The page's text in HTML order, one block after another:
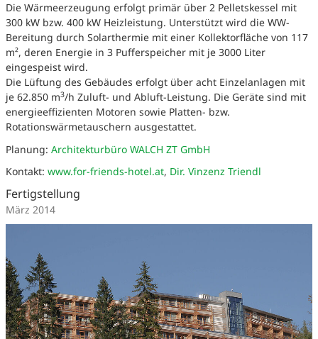
Die Wärmeerzeugung erfolgt primär über 2 Pelletskessel mit
300 kW bzw. 400 kW Heizleistung. Unterstützt wird die WW-
Bereitung durch Solarthermie mit einer Kollektorfläche von 117
m², deren Energie in 3 Pufferspeicher mit je 3000 Liter
eingespeist wird.
Die Lüftung des Gebäudes erfolgt über acht Einzelanlagen mit
je 62.850 m3/h Zuluft- und Abluft-Leistung. Die Geräte sind mit
energieeffizienten Motoren sowie Platten- bzw.
Rotationswärmetauschern ausgestattet.
Planung: Architekturbüro WALCH ZT GmbH
Kontakt: www.for-friends-hotel.at, Dir. Vinzenz Triendl
Fertigstellung
März 2014